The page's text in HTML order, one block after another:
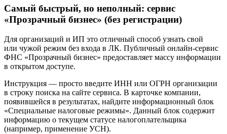
Самый быстрый, но неполный: сервис
«Прозрачный бизнес» (без регистрации)
Для организаций и ИП это отличный способ узнать свой
или чужой режим без входа в ЛК. Публичный онлайн-сервис
ФНС «Прозрачный бизнес» предоставляет массу информации
в открытом доступе.
Инструкция — просто введите ИНН или ОГРН организации
в строку поиска на сайте сервиса. В карточке компании,
появившейся в результатах, найдите информационный блок
«Специальные налоговые режимы». Данный блок содержит
информацию о текущем статусе налогоплательщика
(например, применение УСН).